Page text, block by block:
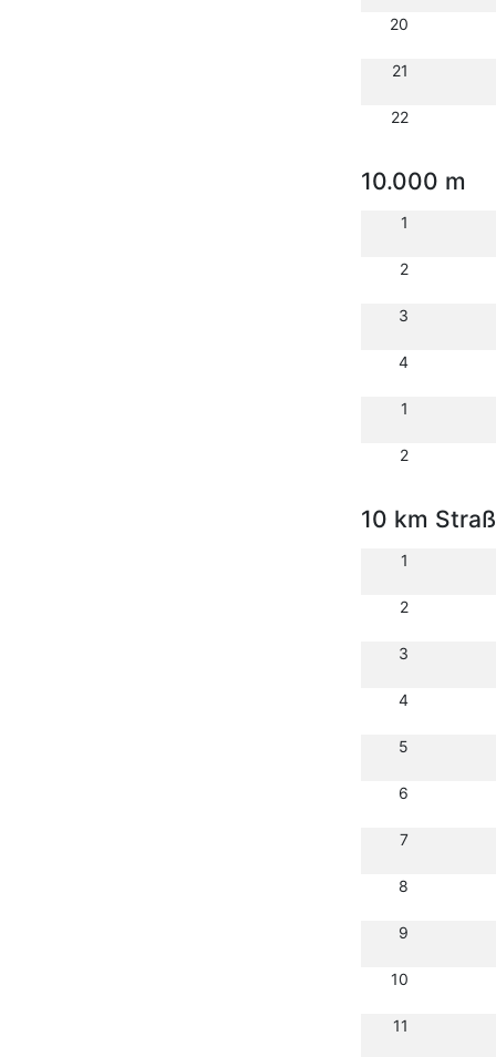
20
21
22
10.000 m
1
2
3
4
1
2
10 km
1
2
3
4
5
6
7
8
9
10
11